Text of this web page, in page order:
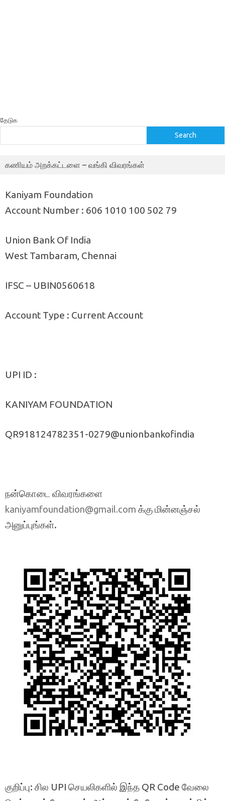
தேடுக
Search
கணியம் அறக்கட்டளை – வங்கி விவரங்கள்
Kaniyam Foundation
Account Number : 606 1010 100 502 79
Union Bank Of India
West Tambaram, Chennai
IFSC – UBIN0560618
Account Type : Current Account
UPI ID :
KANIYAM FOUNDATION
QR918124782351-0279@unionbankofindia
நன்கொடை விவரங்களை
kaniyamfoundation@gmail.com க்கு மின்னஞ்சல்
அனுப்புங்கள்.
குறிப்பு: சில UPI செயலிகளில் இந்த QR Code வேலை